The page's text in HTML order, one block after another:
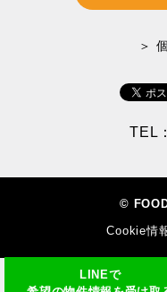
LINEで
＞
TEL
©
Cookie情